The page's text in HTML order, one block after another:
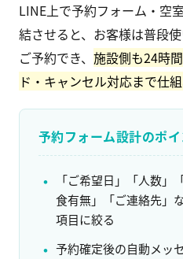
LINE上で予約フォーム・空
結させると、お客様は普段
ご予約でき、 施設側も24時
ド・キャンセル対応まで仕組
予約フォーム設計のポイ
「ご希望日」「人数」
食有無」「ご連絡先」
項目に絞る
予約確定後の自動メッ